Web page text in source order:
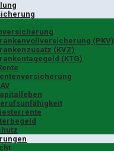
(PKV)
(KVZ)
(KTG)